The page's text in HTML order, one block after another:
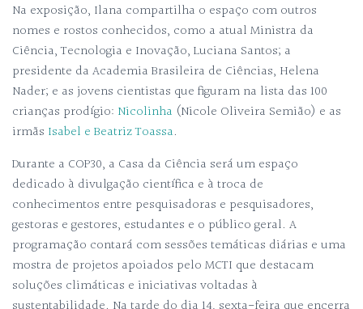
Na exposição, Ilana compartilha o espaço com outros
nomes e rostos conhecidos, como a atual Ministra da
Ciência, Tecnologia e Inovação, Luciana Santos; a
presidente da Academia Brasileira de Ciências, Helena
Nader; e as jovens cientistas que figuram na lista das 100
crianças prodígio: Nicolinha (Nicole Oliveira Semião) e as
irmãs Isabel e Beatriz Toassa.
Durante a COP30, a Casa da Ciência será um espaço
dedicado à divulgação científica e à troca de
conhecimentos entre pesquisadoras e pesquisadores,
gestoras e gestores, estudantes e o público geral. A
programação contará com sessões temáticas diárias e uma
mostra de projetos apoiados pelo MCTI que destacam
soluções climáticas e iniciativas voltadas à